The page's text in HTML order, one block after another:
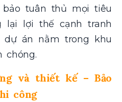
bảo tuân thủ mọi tiêu
lại lợi thế cạnh tranh
án nằm trong khu
chóng.
và thiết kế – Bảo
công